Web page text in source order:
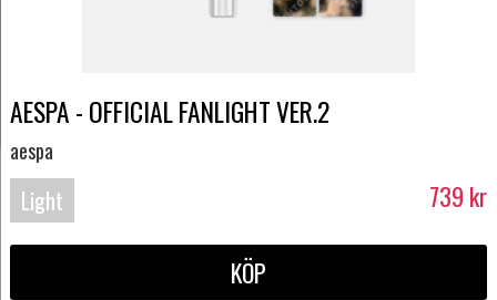
AESPA - OFFICIAL FANLIGHT VER.2
aespa
Light
Stick
739 kr
KÖP